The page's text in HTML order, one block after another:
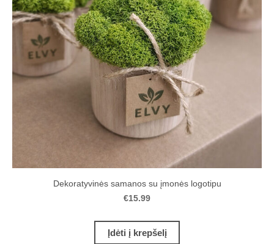
Dekoratyvinės samanos su įmonės logotipu
€15.99
Įdėti į krepšelį